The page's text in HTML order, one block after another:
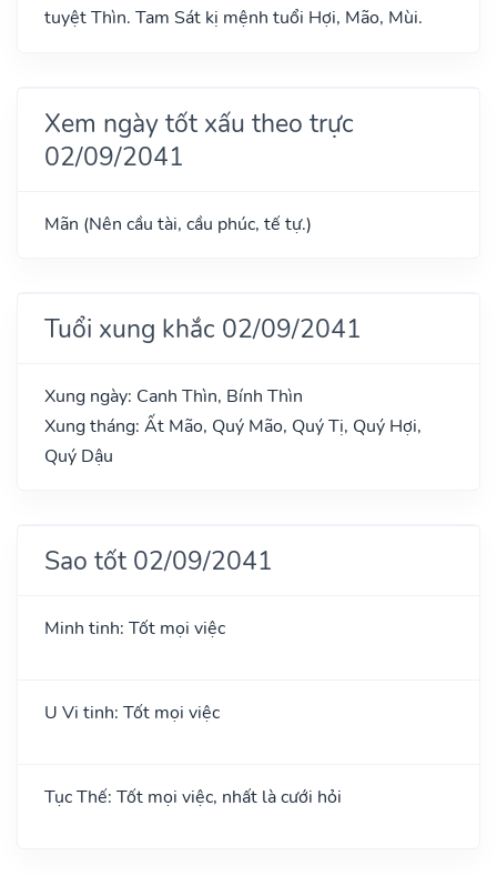
tuyệt Thìn. Tam Sát kị mệnh tuổi Hợi, Mão, Mùi.
Xem ngày tốt xấu theo trực
02/09/2041
Mãn (Nên cầu tài, cầu phúc, tế tự.)
Tuổi xung khắc 02/09/2041
Xung ngày: Canh Thìn, Bính Thìn
Xung tháng: Ất Mão, Quý Mão, Quý Tị, Quý Hợi,
Quý Dậu
Sao tốt 02/09/2041
Minh tinh: Tốt mọi việc
U Vi tinh: Tốt mọi việc
Tục Thế: Tốt mọi việc, nhất là cưới hỏi